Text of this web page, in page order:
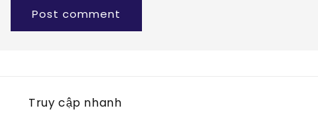
Truy cập nhanh